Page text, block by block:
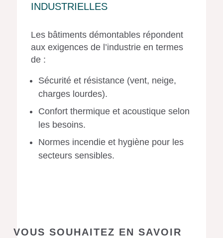
INDUSTRIELLES
Les bâtiments démontables répondent
aux exigences de l’industrie en termes
de :
Sécurité et résistance (vent, neige,
charges lourdes).
Confort thermique et acoustique selon
les besoins.
Normes incendie et hygiène pour les
secteurs sensibles.
VOUS SOUHAITEZ EN SAVOIR